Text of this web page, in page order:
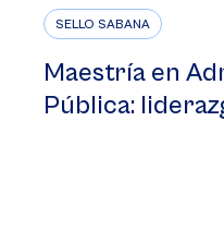
SELLO SABANA
Maestría en
Pública: